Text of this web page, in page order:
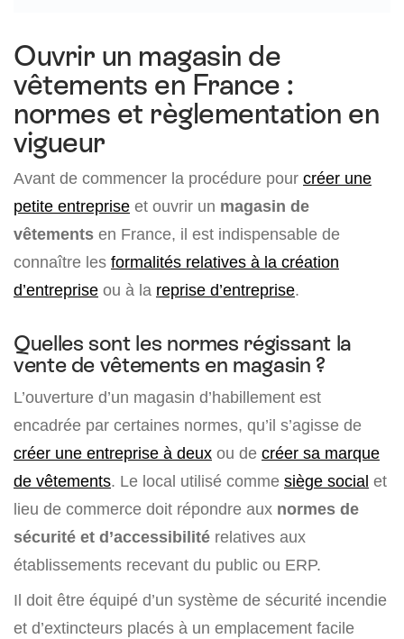
Ouvrir un magasin de
vêtements en France :
normes et règlementation en
vigueur
Avant de commencer la procédure pour créer une
petite entreprise et ouvrir un magasin de
vêtements en France, il est indispensable de
connaître les formalités relatives à la création
d’entreprise ou à la reprise d’entreprise.
Quelles sont les normes régissant la
vente de vêtements en magasin ?
L’ouverture d’un magasin d’habillement est
encadrée par certaines normes, qu’il s’agisse de
créer une entreprise à deux ou de créer sa marque
de vêtements. Le local utilisé comme siège social et
lieu de commerce doit répondre aux normes de
sécurité et d’accessibilité relatives aux
établissements recevant du public ou ERP.
Il doit être équipé d’un système de sécurité incendie
et d’extincteurs placés à un emplacement facile